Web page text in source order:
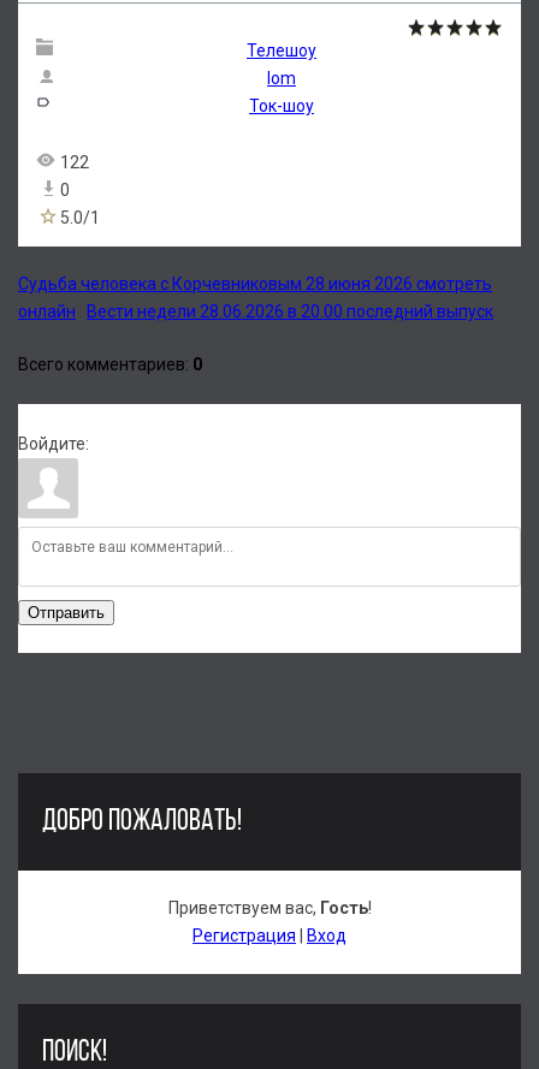
Телешоу
lom
Ток-шоу
122
0
5.0/1
Судьба человека с Корчевниковым 28 июня 2026 смотреть
онлайн
Вести недели 28.06.2026 в 20.00 последний выпуск
Всего комментариев: 0
Войдите:
Отправить
ДОБРО ПОЖАЛОВАТЬ!
Приветствуем вас, Гость!
Регистрация
Вход
ПОИСК!